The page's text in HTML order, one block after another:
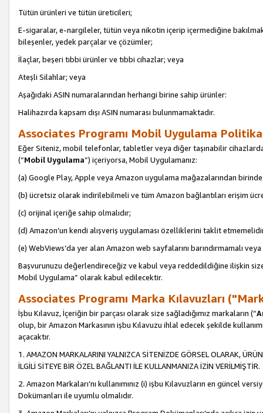
Tütün ürünleri ve tütün üreticileri;
E-sigaralar, e-nargileler, tütün veya nikotin içerip içermediğine
bileşenler, yedek parçalar ve çözümler;
İlaçlar, beşeri tıbbi ürünler ve tıbbi cihazlar; veya
Ateşli Silahlar; veya
Aşağıdaki ASIN numaralarından herhangi birine sahip ürünler:
Halihazırda kapsam dışı ASIN numarası bulunmamaktadır.
Associates Programı Mobil Uygulama
Eğer Siteniz, mobil telefonlar, tabletler veya diğer taşınabilir
(“Mobil Uygulama”) içeriyorsa, Mobil Uygulamanız:
(a) Google Play, Apple veya Amazon uygulama mağazalarından birinde
(b) ücretsiz olarak indirilebilmeli ve tüm Amazon bağlantıları erişim
(c) orijinal içeriğe sahip olmalıdır;
(d) Amazon’un kendi alışveriş uygulaması özelliklerini taklit
(e) WebViews’da yer alan Amazon web sayfalarını barındırmamalı
Başvurunuzu değerlendireceğiz ve kabul veya reddedildiğine ilişkin
Mobil Uygulama” olarak kabul edilecektir.
Associates Programı Marka Kılavuzları
İşbu Kılavuz, İçeriğin bir parçası olarak size sağladığımız markaların (“
olup, bir Amazon Markasının işbu Kılavuzu ihlal edecek şekilde
açacaktır.
1. AMAZON MARKALARINI YALNIZCA SİTENİZDE GÖRSEL OLARAK,
İLGİLİ SİTEYE BİR ÖZEL BAĞLANTI İLE KULLANMANIZA İZİN VERİLMİŞTİR.
2. Amazon Markaları’nı kullanımınız (i) işbu Kılavuzların en güncel
Dokümanları ile uyumlu olmalıdır.